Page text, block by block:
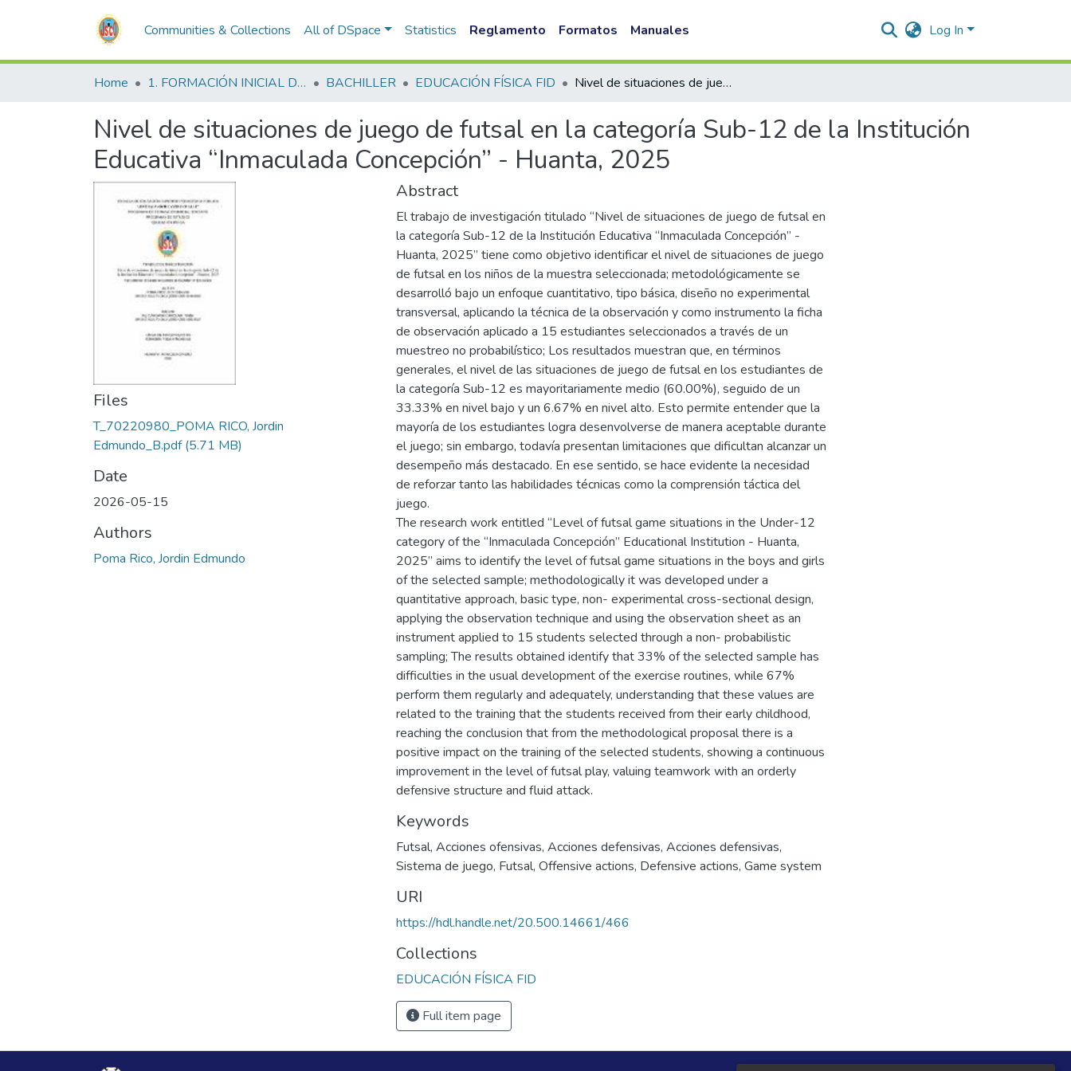
Communities & Collections All of DSpace Statistics Reglamento Formatos Manuales Log In
Home 1. FORMACIÓN INICIAL DOCENTE BACHILLER EDUCACIÓN FÍSICA FID Nivel de situaciones de juego de futsal en la categoría Sub-12 de la Institución Educativa “Inmaculada Concepción” - Huanta, 2025
Nivel de situaciones de juego de futsal en la categoría Sub-12 de la Institución
Educativa “Inmaculada Concepción” - Huanta, 2025
Files
T_70220980_POMA RICO, Jordin
Edmundo_B.pdf(5.71 MB)
Date
2026-05-15
Authors
Poma Rico, Jordin Edmundo
Abstract
El trabajo de investigación titulado “Nivel de situaciones de juego de futsal en
la categoría Sub-12 de la Institución Educativa “Inmaculada Concepción” -
Huanta, 2025” tiene como objetivo identificar el nivel de situaciones de juego
de futsal en los niños de la muestra seleccionada; metodológicamente se
desarrolló bajo un enfoque cuantitativo, tipo básica, diseño no experimental
transversal, aplicando la técnica de la observación y como instrumento la ficha
de observación aplicado a 15 estudiantes seleccionados a través de un
muestreo no probabilístico; Los resultados muestran que, en términos
generales, el nivel de las situaciones de juego de futsal en los estudiantes de
la categoría Sub-12 es mayoritariamente medio (60.00%), seguido de un
33.33% en nivel bajo y un 6.67% en nivel alto. Esto permite entender que la
mayoría de los estudiantes logra desenvolverse de manera aceptable durante
el juego; sin embargo, todavía presentan limitaciones que dificultan alcanzar un
desempeño más destacado. En ese sentido, se hace evidente la necesidad
de reforzar tanto las habilidades técnicas como la comprensión táctica del
juego.
The research work entitled “Level of futsal game situations in the Under-12
category of the “Inmaculada Concepción” Educational Institution - Huanta,
2025” aims to identify the level of futsal game situations in the boys and girls
of the selected sample; methodologically it was developed under a
quantitative approach, basic type, non- experimental cross-sectional design,
applying the observation technique and using the observation sheet as an
instrument applied to 15 students selected through a non- probabilistic
sampling; The results obtained identify that 33% of the selected sample has
difficulties in the usual development of the exercise routines, while 67%
perform them regularly and adequately, understanding that these values are
related to the training that the students received from their early childhood,
reaching the conclusion that from the methodological proposal there is a
positive impact on the training of the selected students, showing a continuous
improvement in the level of futsal play, valuing teamwork with an orderly
defensive structure and fluid attack.
Keywords
Futsal, Acciones ofensivas, Acciones defensivas, Acciones defensivas,
Sistema de juego, Futsal, Offensive actions, Defensive actions, Game system
URI
https://hdl.handle.net/20.500.14661/466
Collections
EDUCACIÓN FÍSICA FID
Full item page